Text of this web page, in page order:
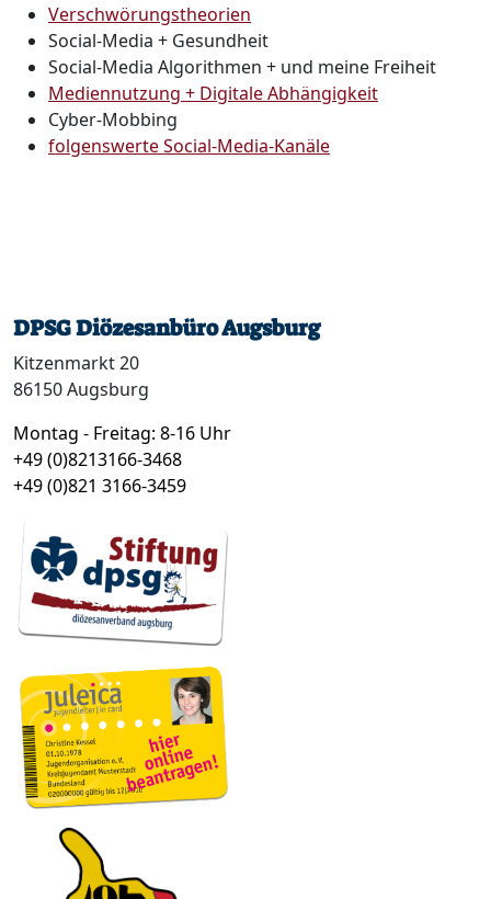
Verschwörungstheorien
Social-Media + Gesundheit
Social-Media Algorithmen + und meine Freiheit
Mediennutzung + Digitale Abhängigkeit
Cyber-Mobbing
folgenswerte Social-Media-Kanäle
DPSG Diözesanbüro Augsburg
Kitzenmarkt 20
86150 Augsburg
Montag - Freitag: 8-16 Uhr
+49 (0)8213166-3468
+49 (0)821 3166-3459